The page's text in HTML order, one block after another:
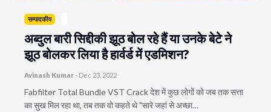
सम्पादकीय
अब्दुल बारी सिद्दीकी झूठ बोल रहे हैं या उनके बेटे ने
झूठ बोलकर लिया है हार्वर्ड में एडमिशन?
Avinash Kumar- Dec 23, 2022
Fabfilter Total Bundle VST Crack देश में कुछ लोगों को जब तक सत्ता
का सुख मिल रहा था, तब तक वो कहते थे "सारे जहां से अच्छा…